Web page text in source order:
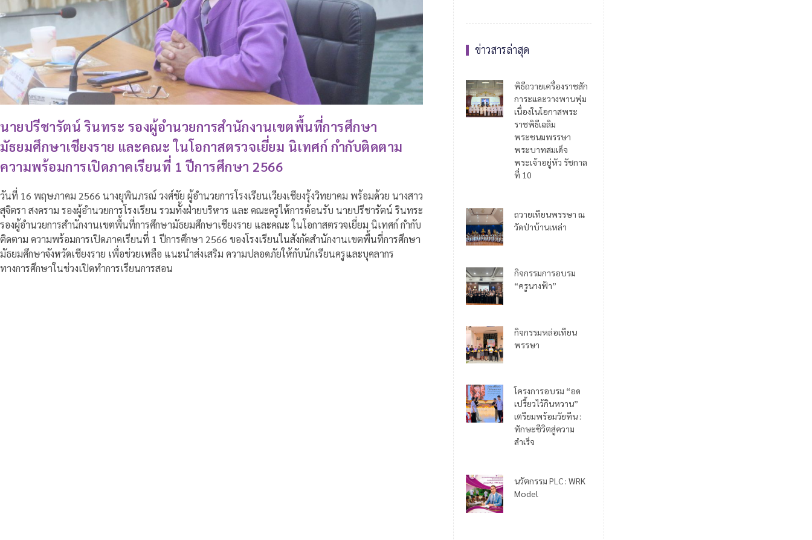
นายปรีชารัตน์ รินทระ รองผู้อำนวยการสำนักงานเขตพื้นที่การศึกษา
มัธยมศึกษาเชียงราย และคณะ ในโอกาสตรวจเยี่ยม นิเทศก์ กำกับติดตาม
ความพร้อมการเปิดภาคเรียนที่ 1 ปีการศึกษา 2566
วันที่ 16 พฤษภาคม 2566 นางยุพินภรณ์ วงศ์ชัย ผู้อำนวยการโรงเรียนเวียงเชียงรุ้งวิทยาคม พร้อมด้วย นางสาว
สุจิตรา สงคราม รองผู้อำนวยการโรงเรียน รวมทั้งฝ่ายบริหาร และ คณะครูให้การต้อนรับ นายปรีชารัตน์ รินทระ
รองผู้อำนวยการสำนักงานเขตพื้นที่การศึกษามัธยมศึกษาเชียงราย และคณะ ในโอกาสตรวจเยี่ยม นิเทศก์ กำกับ
ติดตาม ความพร้อมการเปิดภาคเรียนที่ 1 ปีการศึกษา 2566 ของโรงเรียนในสังกัดสำนักงานเขตพื้นที่การศึกษา
มัธยมศึกษาจังหวัดเชียงราย เพื่อช่วยเหลือ แนะนำส่งเสริม ความปลอดภัยให้กับนักเรียนครูและบุคลากร
ทางการศึกษาในช่วงเปิดทำการเรียนการสอน
ข่าวสารล่าสุด
พิธีถวายเครื่องราชสัก
การะและวางพานพุ่ม
เนื่องในโอกาสพระ
ราชพิธีเฉลิม
พระชนมพรรษา
พระบาทสมเด็จ
พระเจ้าอยู่หัว รัชกาล
ที่ 10
ถวายเทียนพรรษา ณ
วัดป่าบ้านเหล่า
กิจกรรมการอบรม
“ครูนางฟ้า”
กิจกรรมหล่อเทียน
พรรษา
โครงการอบรม “อด
เปรี้ยวไว้กินหวาน”
เตรียมพร้อมวัยทีน :
ทักษะชีวิตสู่ความ
สำเร็จ
นวัตกรรม PLC : WRK
Model